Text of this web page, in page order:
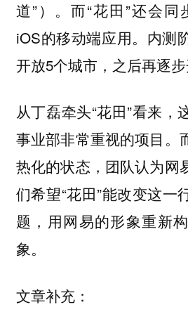
道”）。而“花田”还会同
iOS的移动端应用。内测
开放5个城市，之后再逐步
从丁磊牵头“花田”看来，
事业部非常重视的项目。
热化的状态，团队认为网
们希望“花田”能改变这一
题，用网易的形象重新
象。
文章补充：